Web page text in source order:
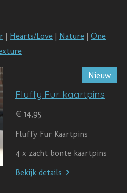
| Hearts/Love | Nature | One
Nieuw
Fluffy Fur kaartpins
€ 14,95
Fluffy Fur Kaartpins
4 x zacht bonte kaartpins
Bekijk details